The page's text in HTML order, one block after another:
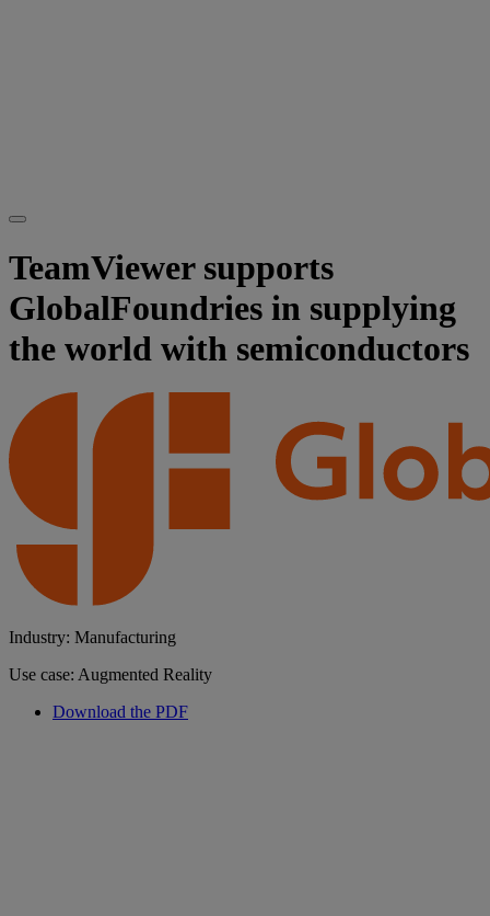
TeamViewer supports
GlobalFoundries in supplying
the world with semiconductors
Industry: Manufacturing
Use case: Augmented Reality
Download the PDF